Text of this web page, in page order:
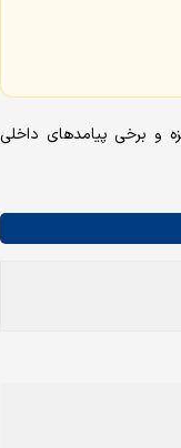
و برخی پیامدهای داخلی